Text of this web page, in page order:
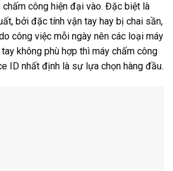
công hiện đại vào. Đặc biệt là
bởi đặc tính vận tay hay bị chai sần,
công việc mỗi ngày nên các loại máy
không phù hợp thì máy chấm công
ID nhất định là sự lựa chọn hàng đầu.